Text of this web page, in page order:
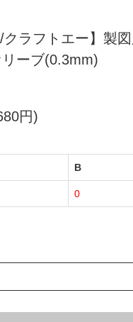
クラフトエー】製
ーブ(0.3mm)
円)
B
0